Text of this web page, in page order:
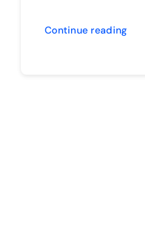
Continue reading